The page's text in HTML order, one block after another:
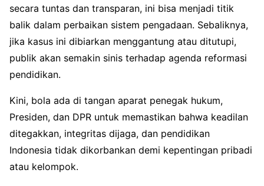
secara tuntas dan transparan, ini bisa menjadi titik
balik dalam perbaikan sistem pengadaan. Sebaliknya,
jika kasus ini dibiarkan menggantung atau ditutupi,
publik akan semakin sinis terhadap agenda reformasi
pendidikan.
Kini, bola ada di tangan aparat penegak hukum,
Presiden, dan DPR untuk memastikan bahwa keadilan
ditegakkan, integritas dijaga, dan pendidikan
Indonesia tidak dikorbankan demi kepentingan pribadi
atau kelompok.